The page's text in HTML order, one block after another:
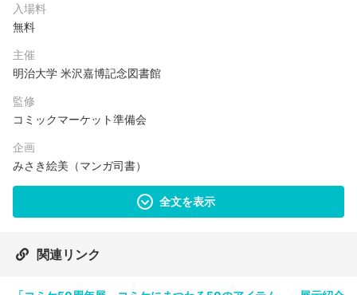
入場料
無料
主催
明治大学 米沢嘉博記念図書館
監修
コミックマーケット準備会
企画
みさき絵美（マンガ司書）
全文を表示
関連リンク